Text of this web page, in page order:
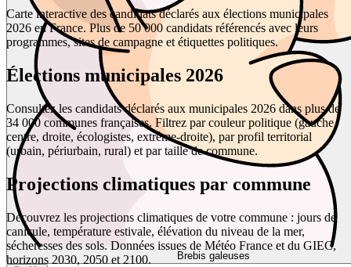
Brebis galeuses
Carte interactive des candidats déclarés aux élections municipales
2026 en France. Plus de 50 000 candidats référencés avec leurs
programmes, sites de campagne et étiquettes politiques.
Élections municipales 2026
Consultez les candidats déclarés aux municipales 2026 dans plus de
34 000 communes françaises. Filtrez par couleur politique (gauche,
centre, droite, écologistes, extrême-droite), par profil territorial
(urbain, périurbain, rural) et par taille de commune.
Projections climatiques par commune
Découvrez les projections climatiques de votre commune : jours de
canicule, température estivale, élévation du niveau de la mer,
sécheresses des sols. Données issues de Météo France et du GIEC,
horizons 2030, 2050 et 2100.